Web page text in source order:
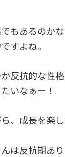
もあるのか
すよね。
反抗的な性
いなぁー！
、成長を楽
は反抗期あ